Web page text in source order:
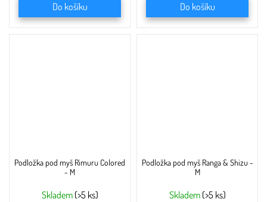
Do košíku Do košíku
Podložka pod myš Rimuru Colored
- M
Skladem (>5 ks)
Podložka pod myš Ranga & Shizu -
M
Skladem (>5 ks)